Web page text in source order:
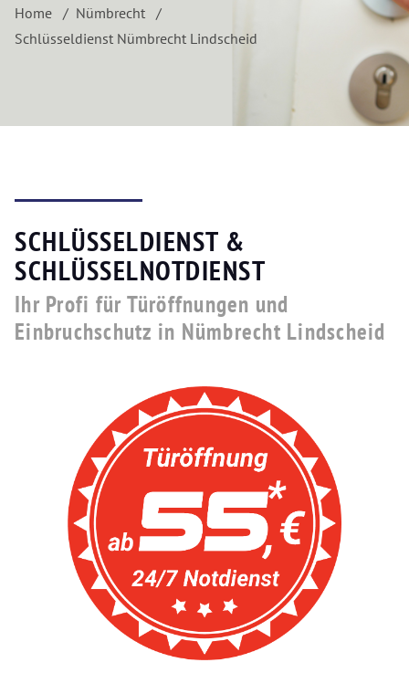
Home
Nümbrecht
Schlüsseldienst Nümbrecht Lindscheid
SCHLÜSSELDIENST &
SCHLÜSSELNOTDIENST
Ihr Profi für Türöffnungen und
Einbruchschutz in Nümbrecht Lindscheid